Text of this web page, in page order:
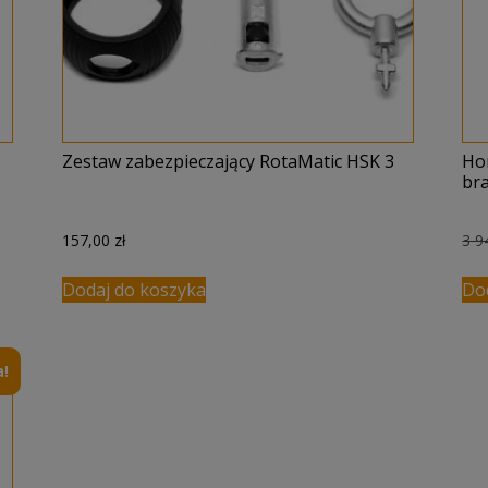
Zestaw zabezpieczający RotaMatic HSK 3
157,00 zł
Dodaj do koszyka
3